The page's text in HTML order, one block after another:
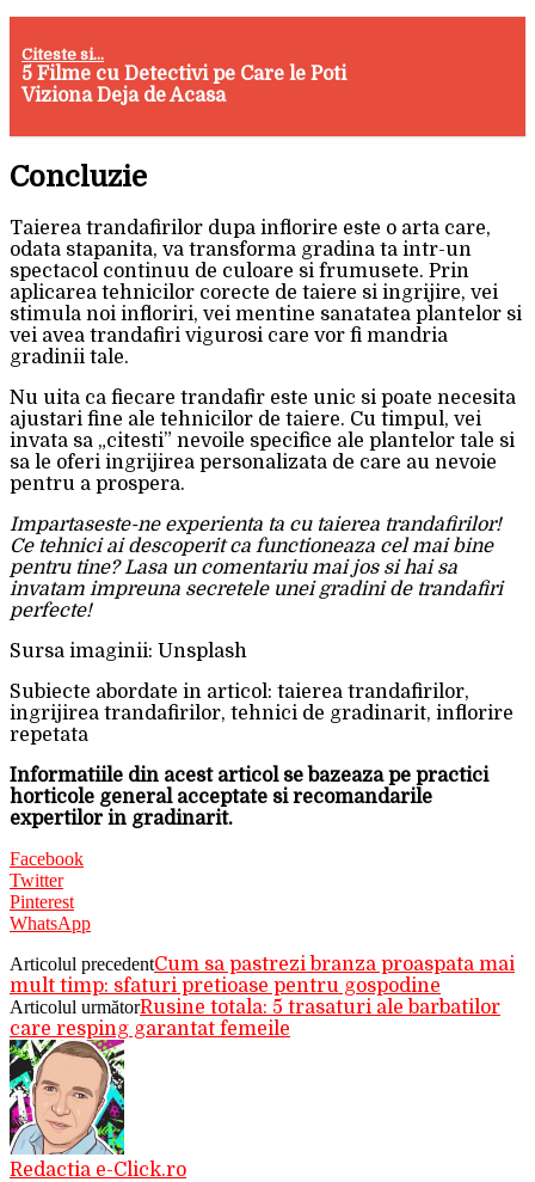
Citeste si...
5 Filme cu Detectivi pe Care le Poti
Viziona Deja de Acasa
Concluzie
Taierea trandafirilor dupa inflorire este o arta care,
odata stapanita, va transforma gradina ta intr-un
spectacol continuu de culoare si frumusete. Prin
aplicarea tehnicilor corecte de taiere si ingrijire, vei
stimula noi infloriri, vei mentine sanatatea plantelor si
vei avea trandafiri vigurosi care vor fi mandria
gradinii tale.
Nu uita ca fiecare trandafir este unic si poate necesita
ajustari fine ale tehnicilor de taiere. Cu timpul, vei
invata sa „citesti” nevoile specifice ale plantelor tale si
sa le oferi ingrijirea personalizata de care au nevoie
pentru a prospera.
Impartaseste-ne experienta ta cu taierea trandafirilor!
Ce tehnici ai descoperit ca functioneaza cel mai bine
pentru tine? Lasa un comentariu mai jos si hai sa
invatam impreuna secretele unei gradini de trandafiri
perfecte!
Sursa imaginii: Unsplash
Subiecte abordate in articol: taierea trandafirilor,
ingrijirea trandafirilor, tehnici de gradinarit, inflorire
repetata
Informatiile din acest articol se bazeaza pe practici
horticole general acceptate si recomandarile
expertilor in gradinarit.
Facebook
Twitter
Pinterest
WhatsApp
Articolul precedentCum sa pastrezi branza proaspata mai
mult timp: sfaturi pretioase pentru gospodine
Articolul următorRusine totala: 5 trasaturi ale barbatilor
care resping garantat femeile
Redactia e-Click.ro